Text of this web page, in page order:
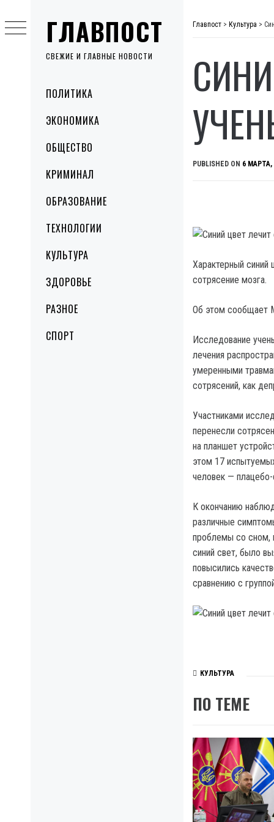
ГЛАВПОСТ
СВЕЖИЕ И ГЛАВНЫЕ НОВОСТИ
MenuПОЛИТИКА
ЭКОНОМИКА
ОБЩЕСТВО
КРИМИНАЛ
ОБРАЗОВАНИЕ
ТЕХНОЛОГИИ
КУЛЬТУРА
ЗДОРОВЬЕ
РАЗНОЕ
СПОРТ
to
content
Главпост > Культура >
PUBLISHED ON 6 МАРТА,
Характерный
сотрясение мозга.
Об этом сообщает
Исследование
лечения
умеренными
сотрясений, как
Участниками
перенесли
на планшет
этом 17
человек — плацебо-
К окончанию
различные
проблемы со сном,
синий свет, было
повысились
сравнению с
КУЛЬТУРА
ПО ТЕМЕ